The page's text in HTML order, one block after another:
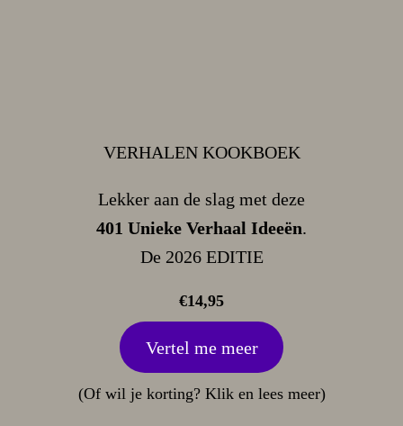
VERHALEN KOOKBOEK
Lekker aan de slag met deze
401 Unieke Verhaal Ideeën.
De 2026 EDITIE
€14,95
Vertel me meer
(Of wil je korting? Klik en lees meer)